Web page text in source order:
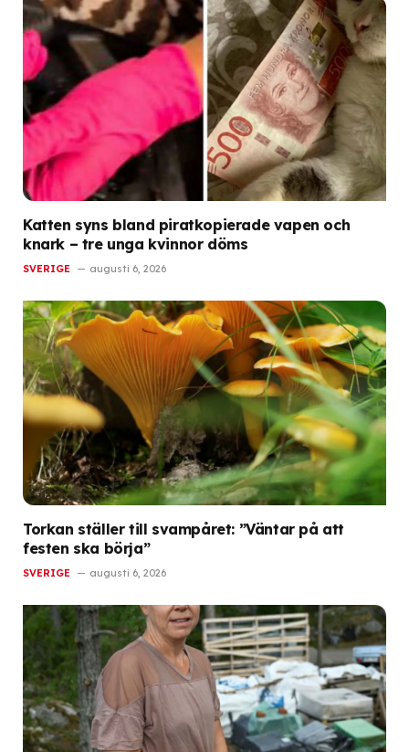
Katten syns bland piratkopierade vapen och
knark – tre unga kvinnor döms
SVERIGE augusti 6, 2026
Torkan ställer till svampåret: ”Väntar på att
festen ska börja”
SVERIGE augusti 6, 2026